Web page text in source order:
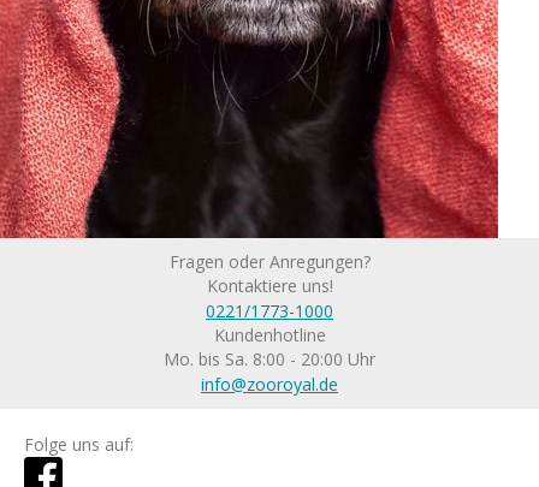
Fragen oder Anregungen?
Kontaktiere uns!
0221/1773-1000
Kundenhotline
Mo. bis Sa. 8:00 - 20:00 Uhr
info@zooroyal.de
Folge uns auf: